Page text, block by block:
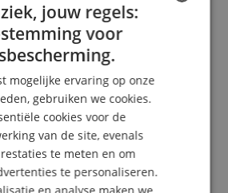
1
0
0
0
0
SPANISH
jouw regels:
voor
mogelijke ervaring op onze
gebruiken we cookies.
cookies voor de
van de site, evenals
te meten en om
te personaliseren.